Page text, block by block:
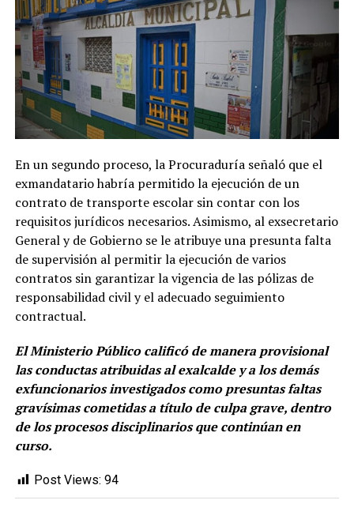
En un segundo proceso, la Procuraduría señaló que el
exmandatario habría permitido la ejecución de un
contrato de transporte escolar sin contar con los
requisitos jurídicos necesarios. Asimismo, al exsecretario
General y de Gobierno se le atribuye una presunta falta
de supervisión al permitir la ejecución de varios
contratos sin garantizar la vigencia de las pólizas de
responsabilidad civil y el adecuado seguimiento
contractual.
El Ministerio Público calificó de manera provisional
las conductas atribuidas al exalcalde y a los demás
exfuncionarios investigados como presuntas faltas
gravísimas cometidas a título de culpa grave, dentro
de los procesos disciplinarios que continúan en
curso.
Post Views: 94